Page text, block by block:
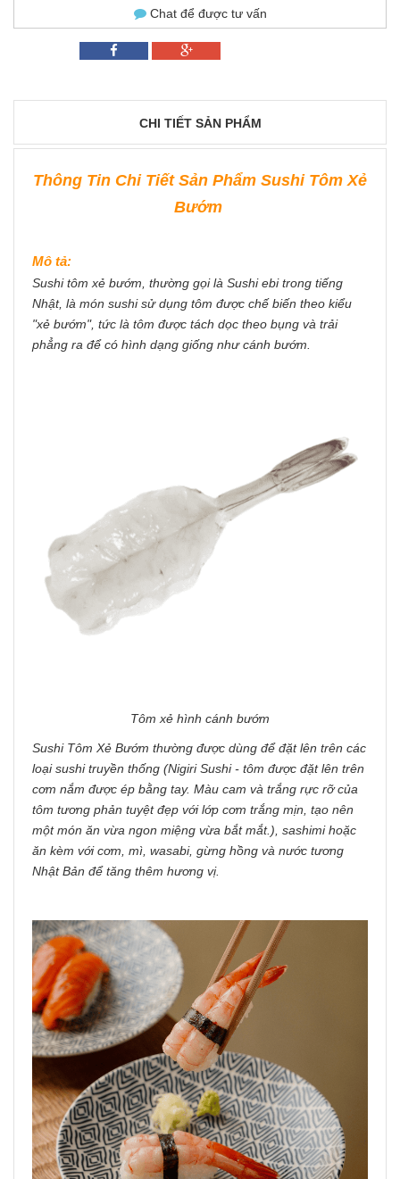
Chat để được tư vấn
CHI TIẾT SẢN PHẨM
Thông Tin Chi Tiết Sản Phẩm Sushi Tôm Xẻ
Bướm
Mô tả:
Sushi tôm xẻ bướm, thường gọi là Sushi ebi trong tiếng
Nhật, là món sushi sử dụng tôm được chế biến theo kiểu
"xẻ bướm", tức là tôm được tách dọc theo bụng và trải
phẳng ra để có hình dạng giống như cánh bướm.
Tôm xẻ hình cánh bướm
Sushi Tôm Xẻ Bướm thường được dùng để đặt lên trên các
loại sushi truyền thống (Nigiri Sushi - tôm được đặt lên trên
cơm nắm được ép bằng tay. Màu cam và trắng rực rỡ của
tôm tương phản tuyệt đẹp với lớp cơm trắng mịn, tạo nên
một món ăn vừa ngon miệng vừa bắt mắt.), sashimi hoặc
ăn kèm với cơm, mì, wasabi, gừng hồng và nước tương
Nhật Bản để tăng thêm hương vị.